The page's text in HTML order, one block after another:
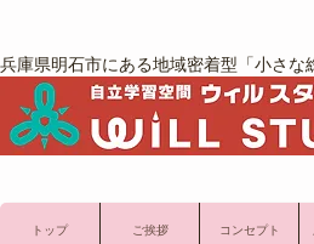
兵庫県明石市にある地域密着型「小さな
トップ ご挨拶 コンセプト